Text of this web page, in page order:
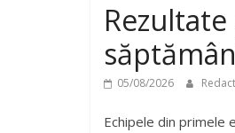
05/08/2026
Echipele din primele